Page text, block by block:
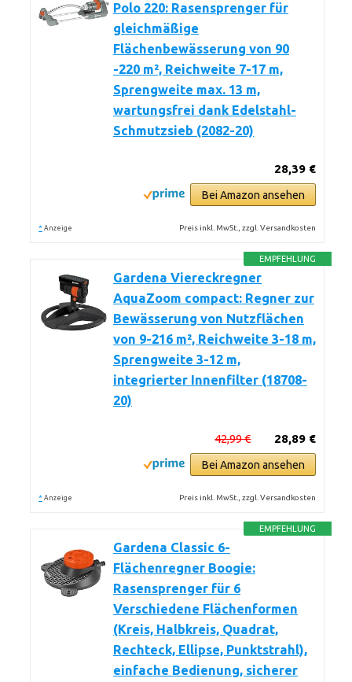
Polo 220: Rasensprenger für
gleichmäßige
Flächenbewässerung von 90
-220 m², Reichweite 7-17 m,
Sprengweite max. 13 m,
wartungsfrei dank Edelstahl-
Schmutzsieb (2082-20)
28,39 €
Bei Amazon ansehen
* Anzeige Preis inkl. MwSt., zzgl. Versandkosten
EMPFEHLUNG
Gardena Viereckregner
AquaZoom compact: Regner zur
Bewässerung von Nutzflächen
von 9-216 m², Reichweite 3-18 m,
Sprengweite 3-12 m,
integrierter Innenfilter (18708-
20)
28,89 €
42,99 €
Bei Amazon ansehen
* Anzeige Preis inkl. MwSt., zzgl. Versandkosten
EMPFEHLUNG
Gardena Classic 6-
Flächenregner Boogie:
Rasensprenger für 6
Verschiedene Flächenformen
(Kreis, Halbkreis, Quadrat,
Rechteck, Ellipse, Punktstrahl),
einfache Bedienung, sicherer